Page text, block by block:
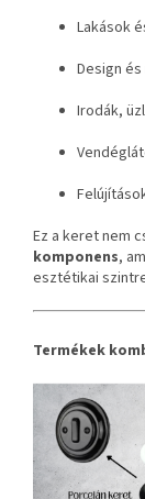
Lakások
Design
Irodák,
Ez a keret nem
komponens,
esztétikai
Termékek